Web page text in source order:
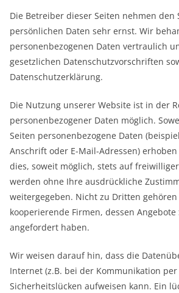
Die Betreiber dieser Seiten nehmen den
persönlichen Daten sehr ernst. Wir
personenbezogenen Daten vertraulich
gesetzlichen Datenschutzvorschriften
Datenschutzerklärung.
Die Nutzung unserer Website ist in der
personenbezogener Daten möglich.
Seiten personenbezogene Daten
Anschrift oder E-Mail-Adressen)
dies, soweit möglich, stets auf
werden ohne Ihre ausdrückliche
weitergegeben. Nicht zu Dritten
kooperierende Firmen, dessen Angebote
angefordert haben.
Wir weisen darauf hin, dass die
Internet (z.B. bei der Kommunikation per
Sicherheitslücken aufweisen kann. Ein